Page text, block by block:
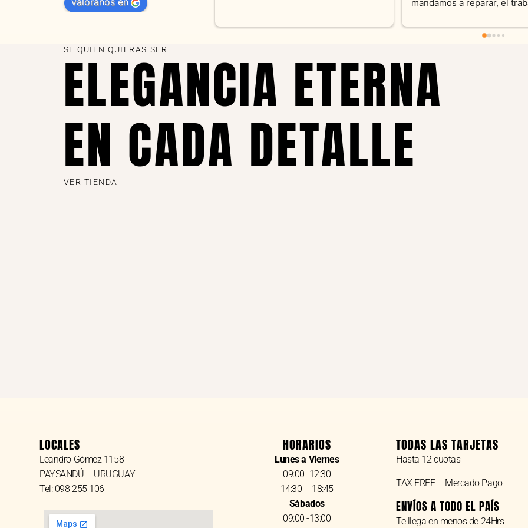
pieza y siempre satisfecha
recomendable
SE QUIEN QUIERAS SER
ELEGANCIA ETERNA
EN CADA DETALLE
VER TIENDA
LOCALES
Leandro Gómez 1158
PAYSANDÚ – URUGUAY
Tel: 098 255 106
HORARIOS
Lunes a Viernes
09:00 -12:30
14:30 – 18:45
Sábados
09:00 -13:00
TODAS LAS TARJETAS
Hasta 12 cuotas
TAX FREE – Mercado Pago
ENVÍOS A TODO EL PAÍS
Te llega en menos de 24Hrs